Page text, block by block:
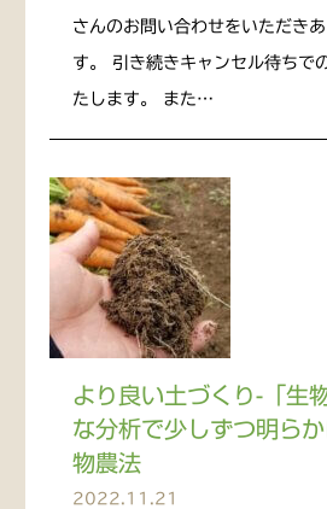
さんのお問い合わせをいただき
す。 引き続きキャンセル待ちで
たします。 また…
より良い土づくり-「生
な分析で少しずつ明ら
物農法
2022.11.21